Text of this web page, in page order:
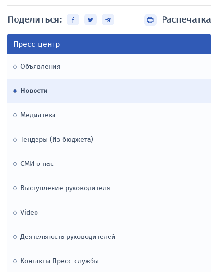
Другие нормативные
документы
Выступление руководителя
Тарифы и нормативы
Цифровое правительство
Поделиться: Распечатка
Пресс-центр
Объявления
Новости
Медиатека
Тендеры (Из бюджета)
СМИ о нас
Выступление руководителя
Video
Деятельность руководителей
Контакты Пресс-службы